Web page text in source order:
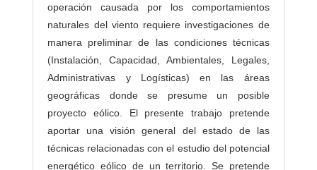
operación causada por los comportamientos
naturales del viento requiere investigaciones de
manera preliminar de las condiciones técnicas
(Instalación, Capacidad, Ambientales, Legales,
Administrativas y Logísticas) en las áreas
geográficas donde se presume un posible
proyecto eólico. El presente trabajo pretende
aportar una visión general del estado de las
técnicas relacionadas con el estudio del potencial
energético eólico de un territorio. Se pretende